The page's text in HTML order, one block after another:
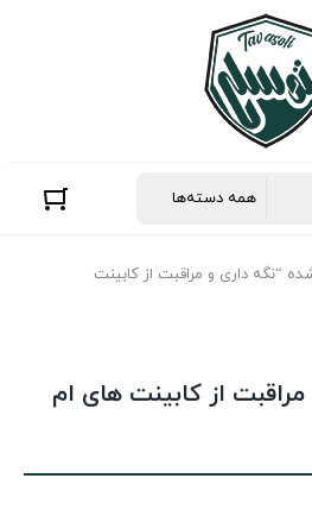
“نگه داری و مراقبت از کابینت
از کابینت های ام